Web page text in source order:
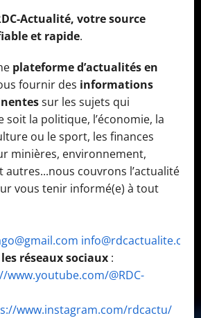
Actualité, votre source
et rapide.
plateforme d’actualités en
fournir des informations
sur les sujets qui
soit la politique, l’économie, la
ou le sport, les finances
minières, environnement,
couvrons l’actualité
vous tenir informé(e) à tout
info@rdcactualite.com
réseaux sociaux :
www.youtube.com/@RDC-
www.instagram.com/rdcactu/